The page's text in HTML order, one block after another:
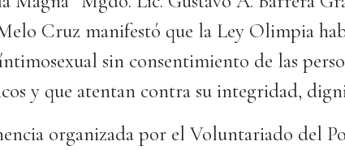
Cruz manifestó que la Ley Olimpia
sin consentimiento de las
y que atentan contra su integridad,
organizada por el Voluntariado del